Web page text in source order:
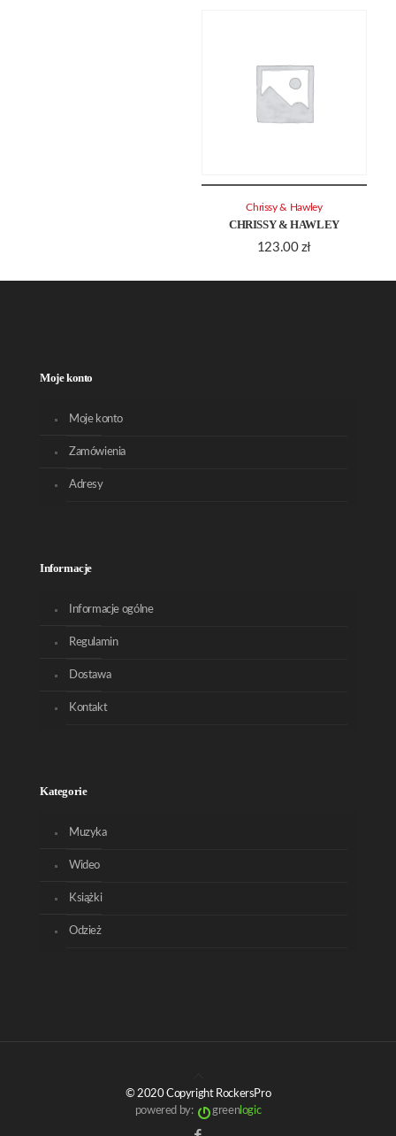
CHRISSY & HAWLEY
123.00 zł
Chrissy & Hawley
Moje konto
Moje konto
Zamówienia
Adresy
Informacje
Informacje ogólne
Regulamin
Dostawa
Kontakt
Kategorie
Muzyka
Wideo
Książki
Odzież
© 2020 Copyright RockersPro
powered by:
greenlogic